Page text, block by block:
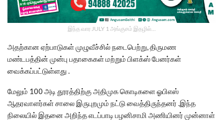
இந்த வார JULY 1 அங்குசம் இதழில்…
அதற்கான ஏற்பாடுகள் முழுவீச்சில் நடைபெற்று, திருமண
மண்டபத்தின் முன்பு பதாகைகள் மற்றும் பிளக்ஸ் பேனர்கள்
வைக்கப்பட்டுள்ளது .
மேலும் 100 அடி தூரத்திற்கு அதிமுக கொடிகளை ஓபிஎஸ்
ஆதரவாளர்கள் சாலை இருபுறமும் நட்டு வைத்திருந்தனர் .இந்த
நிலையில் இதனை அறிந்த எடப்பாடி பழனிசாமி அணியினர் முன்னாள்